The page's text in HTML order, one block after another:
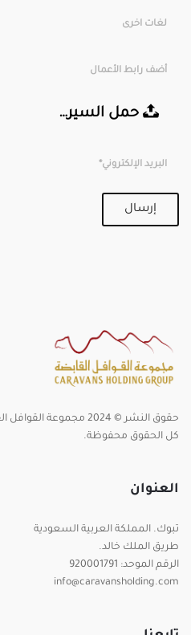
لغات اخرى
أضف رابط الأعمال
حمل السيرة الذاتية
البريد الإلكتروني*
إرسال
حقوق النشر © 2024 مجموعة القوافل القابضة.
كل الحقوق محفوظة.
العنوان
تبوك. المملكة العربية السعودية
طريق الملك خالد.
الرقم الموحد: 920001791
info@caravansholding.com